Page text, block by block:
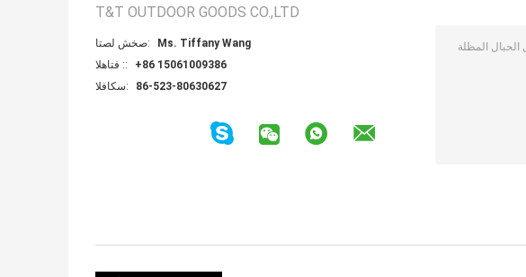
T&T OUTDOOR GOODS CO.,LTD
اتصل شخص:
Ms. Tiffany Wang
الهاتف ::
+86 15061009386
الفاكس:
86-523-80630627